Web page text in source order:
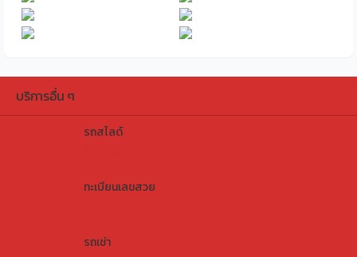
บริการอื่น ๆ
รถสไลด์
ทะเบียนเลขสวย
รถเช่า